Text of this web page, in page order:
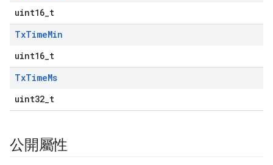
uint16_t
TxTimeMin
uint16_t
TxTimeMs
uint32_t
公開屬性